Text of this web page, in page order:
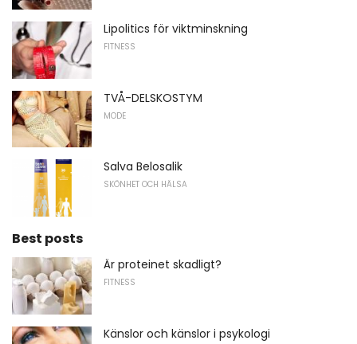
Lipolitics för viktminskning
FITNESS
TVÅ-DELSKOSTYM
MODE
Salva Belosalik
SKÖNHET OCH HÄLSA
Best posts
Är proteinet skadligt?
FITNESS
Känslor och känslor i psykologi